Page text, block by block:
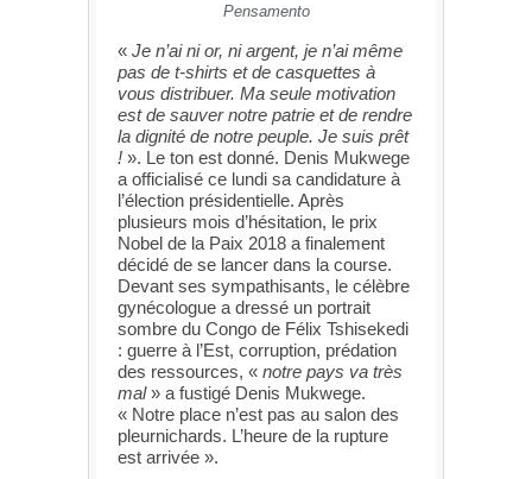
Pensamento
« Je n’ai ni or, ni argent, je n’ai même
pas de t-shirts et de casquettes à
vous distribuer. Ma seule motivation
est de sauver notre patrie et de rendre
la dignité de notre peuple. Je suis prêt
! ». Le ton est donné. Denis Mukwege
a officialisé ce lundi sa candidature à
l’élection présidentielle. Après
plusieurs mois d’hésitation, le prix
Nobel de la Paix 2018 a finalement
décidé de se lancer dans la course.
Devant ses sympathisants, le célèbre
gynécologue a dressé un portrait
sombre du Congo de Félix Tshisekedi
: guerre à l’Est, corruption, prédation
des ressources, « notre pays va très
mal» a fustigé Denis Mukwege.
« Notre place n’est pas au salon des
pleurnichards. L’heure de la rupture
est arrivée ».